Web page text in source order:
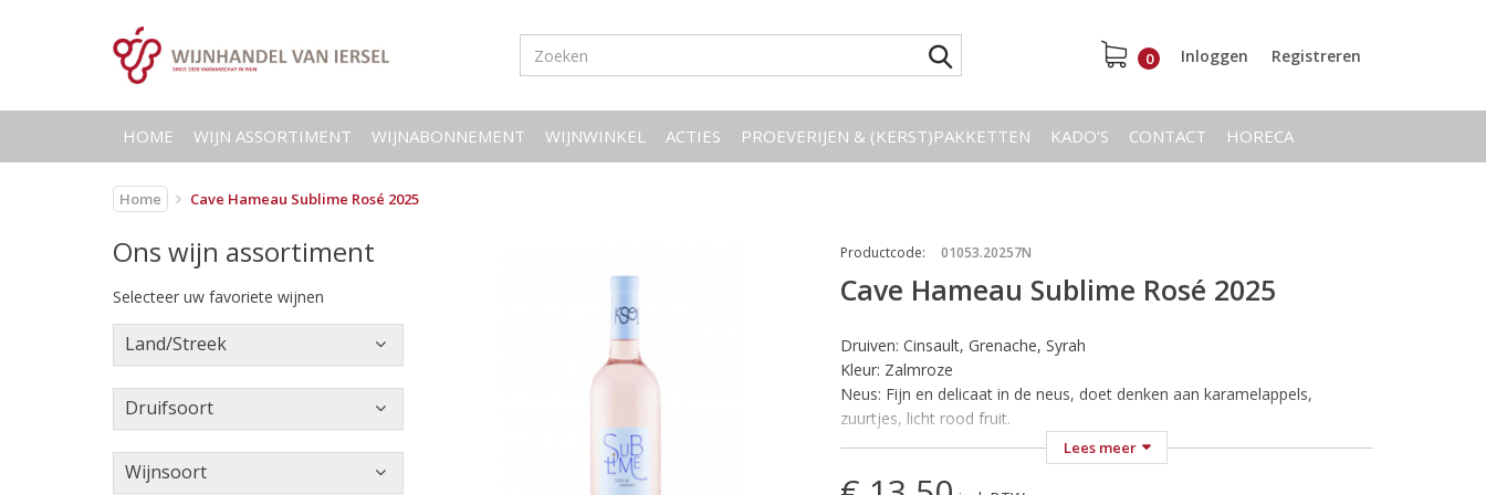
0 Inloggen Registreren
HOME WIJN ASSORTIMENT WIJNABONNEMENT WIJNWINKEL ACTIES PROEVERIJEN & (KERST)PAKKETTEN KADO'S CONTACT HORECA
Home Cave Hameau Sublime Rosé 2025
Ons wijn assortiment
Selecteer uw favoriete wijnen
Land/Streek
Druifsoort
Wijnsoort
Productcode: 01053.20257N
Cave Hameau Sublime Rosé 2025
Druiven: Cinsault, Grenache, Syrah
Kleur: Zalmroze
Neus: Fijn en delicaat in de neus, doet denken aan karamelappels,
zuurtjes, licht rood fruit.
Smaak: Tonic, luchtig in de mond. Doet denken aan bosaardbeitjes, tonen
van perzik. Veel finesse voor deze cuvée met een licht kruidige afdronk
Lees meer